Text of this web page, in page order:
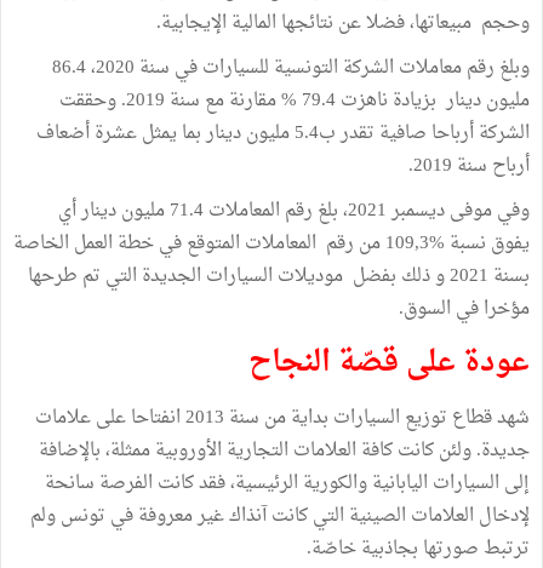
وحجم مبيعاتها، فضلا عن نتائجها المالية الإيجابية.
مليون دينار بزيادة ناهزت 79.4 % مقارنة مع سنة 2019. وحققت
الشركة أرباحا صافية تقدر ب5.4 مليون دينار بما يمثل عشرة أضعاف
أرباح سنة 2019.
وفي موفى ديسمبر 2021، بلغ رقم المعاملات 71.4 مليون دينار أي
يفوق نسبة %109,3 من رقم المعاملات المتوقع في خطة العمل الخاصة
بسنة 2021 و ذلك بفضل موديلات السيارات الجديدة التي تم طرحها
مؤخرا في السوق.
عودة على قصّة النجاح
شهد قطاع توزيع السيارات بداية من سنة 2013 انفتاحا على علامات
جديدة. ولئن كانت كافة العلامات التجارية الأوروبية ممثلة، بالإضافة
إلى السيارات اليابانية والكورية الرئيسية، فقد كانت الفرصة سانحة
لإدخال العلامات الصينية التي كانت آنذاك غير معروفة في تونس ولم
ترتبط صورتها بجاذبية خاصّة.